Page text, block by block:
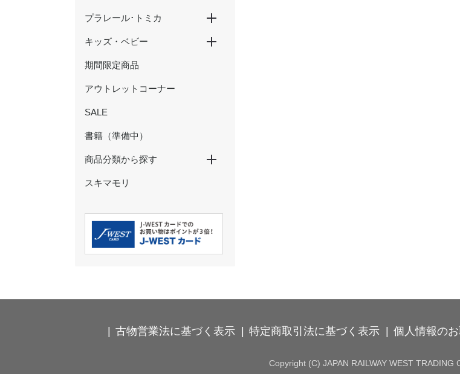
プラレール･トミカ
プラレール
トミカ
キッズ・ベビー
おもちゃ
期間限定商品
アウトレットコーナー
SALE
書籍（準備中）
商品分類から探す
特大パネル
玩具・ぬいぐるみ
ペン・鉛筆
ノート・メモ・ふせん
クリアファイル・下敷き
マスキングテープ
シール・ステッカー
ポストカード・ぽち袋
その他の文具
ストラップ・キーホルダー
カードケース・パスケース
食器・コップ
弁当箱・タンブラー・ボトル
箸・箸置き・コースター
ハンカチ・タオル
Ｔシャツ・靴下
バッグ・巾着・ポーチ
時計･インテリア･クッション
スキマモリ
古物営業法に基づく表示 特定商取引法に基づく表示 個人情報の
Copyright (C) JAPAN RAILWAY WEST TRADING